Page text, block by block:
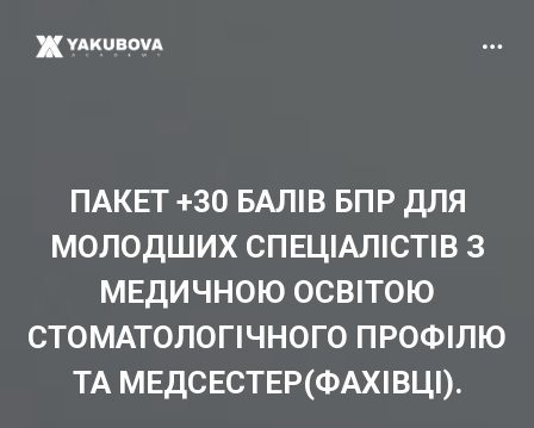
ПАКЕТ +30 БАЛІВ БПР ДЛЯ
МОЛОДШИХ СПЕЦІАЛІСТІВ З
МЕДИЧНОЮ ОСВІТОЮ
СТОМАТОЛОГІЧНОГО ПРОФІЛЮ
ТА МЕДСЕСТЕР(ФАХІВЦІ).